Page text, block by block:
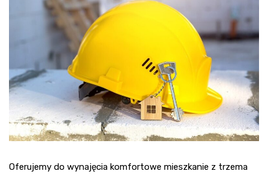
Oferujemy do wynajęcia komfortowe mieszkanie z trzema